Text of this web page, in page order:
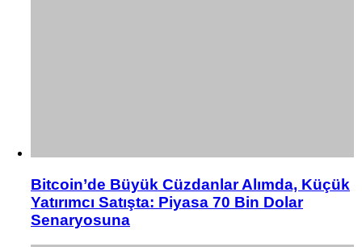
Bitcoin’de Büyük Cüzdanlar Alımda, Küçük
Yatırımcı Satışta: Piyasa 70 Bin Dolar
Senaryosuna